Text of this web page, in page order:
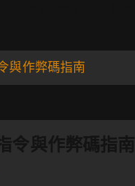
與作弊碼指南
令與作弊碼指南